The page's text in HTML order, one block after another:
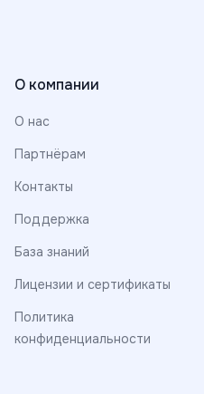
О компании
О нас
Партнёрам
Контакты
Поддержка
База знаний
Лицензии и сертификаты
Политика
конфиденциальности